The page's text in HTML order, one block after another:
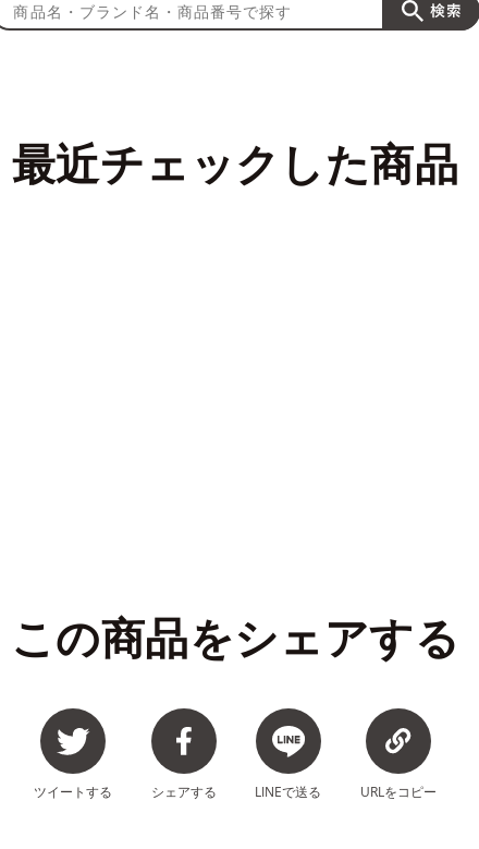
最近チェックした商品
この商品をシェアする
ツイートする シェアする LINEで送る URLをコピー